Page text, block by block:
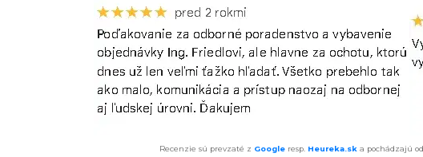
Recenzie sú prevzaté z Google resp. Heureka.sk a pochádzajú